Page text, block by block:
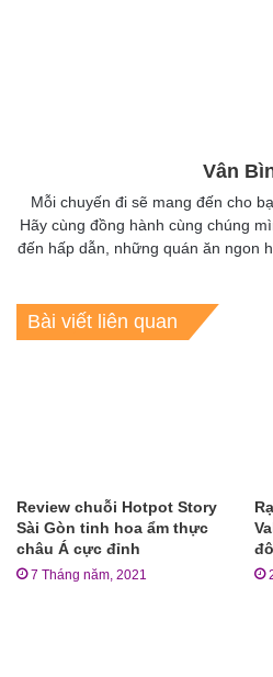
Vân
Mỗi chuyến đi sẽ mang đến cho
Hãy cùng đồng hành cùng chúng
đến hấp dẫn, những quán ăn ngon
Bài viết liên quan
Review chuỗi Hotpot Story
Sài Gòn tinh hoa ẩm thực
châu Á cực đỉnh
7 Tháng năm, 2021